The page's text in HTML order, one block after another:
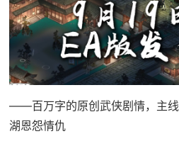
——百万字的原创武侠剧情，主
湖恩怨情仇